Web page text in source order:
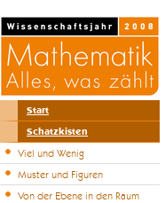
Start
Schatzkisten
Viel und Wenig
Muster und Figuren
Von der Ebene in den Raum